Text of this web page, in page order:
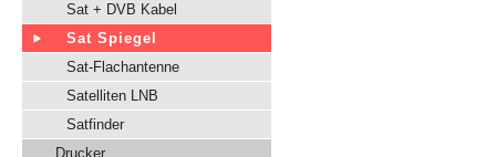
Sat + DVB Kabel
Sat Spiegel
Sat-Flachantenne
Satelliten LNB
Satfinder
Drucker